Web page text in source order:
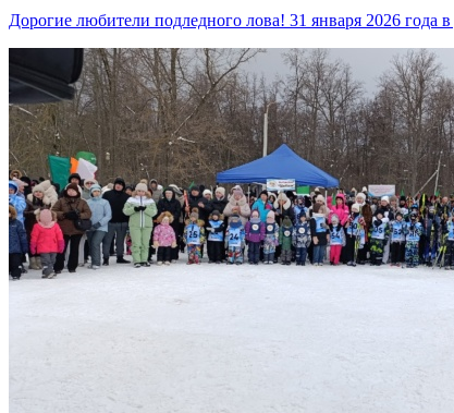
Дорогие любители подледного лова! 31 января 2026